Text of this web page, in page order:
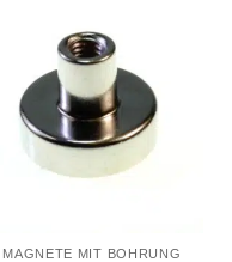
MAGNETE MIT BOHRUNG